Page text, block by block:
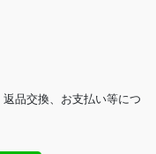
品交換、お支払い等につ